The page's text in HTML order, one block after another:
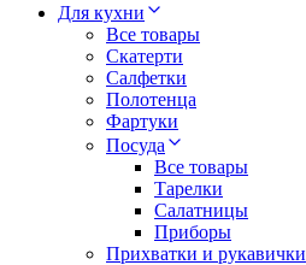
Для кухни
Все товары
Скатерти
Салфетки
Полотенца
Фартуки
Посуда
Все товары
Тарелки
Салатницы
Приборы
Прихватки и рукавички